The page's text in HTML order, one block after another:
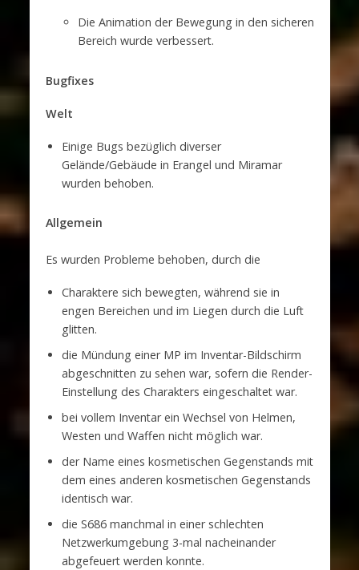
Die Animation der Bewegung in den sicheren
Bereich wurde verbessert.
Bugfixes
Welt
Einige Bugs bezüglich diverser
Gelände/Gebäude in Erangel und Miramar
wurden behoben.
Allgemein
Es wurden Probleme behoben, durch die
Charaktere sich bewegten, während sie in
engen Bereichen und im Liegen durch die Luft
glitten.
die Mündung einer MP im Inventar-Bildschirm
abgeschnitten zu sehen war, sofern die Render-
Einstellung des Charakters eingeschaltet war.
bei vollem Inventar ein Wechsel von Helmen,
Westen und Waffen nicht möglich war.
der Name eines kosmetischen Gegenstands mit
dem eines anderen kosmetischen Gegenstands
identisch war.
die S686 manchmal in einer schlechten
Netzwerkumgebung 3-mal nacheinander
abgefeuert werden konnte.